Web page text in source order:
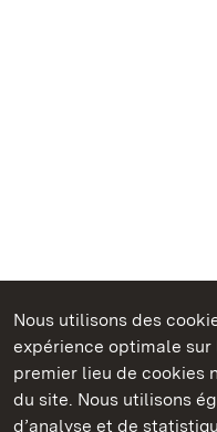
Nous utilisons des
expérience optimale sur
premier lieu de cookies
du site. Nous utilisons
d’analyse et de
Châteaux et jardins